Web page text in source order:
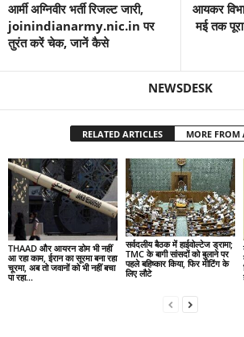
आर्मी अग्निवीर भर्ती रिजल्ट जारी,
joinindianarmy.nic.in पर
तुरंत करें चेक, जानें कैसे
आयकर
मई तक
NEWSDESK
RELATED ARTICLES MORE FROM
THAAD और आयरन डोम भी नहीं
आ रहा काम, ईरान का सूरमा बना रहा
चूरमा, अब तो जवानों को भी नहीं बचा
पा रहा...
सर्वदलीय बैठक में हाईवोल्टेज ड्रामा;
TMC के बागी सांसदों को बुलाने पर
पहले बहिष्कार किया, फिर मीटिंग के
लिए लौटे